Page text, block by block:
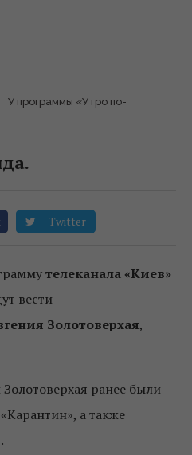
У программы «Утро по-
Twitter
телеканала «Киев»
вести
Золотоверхая,
ранее были
а также